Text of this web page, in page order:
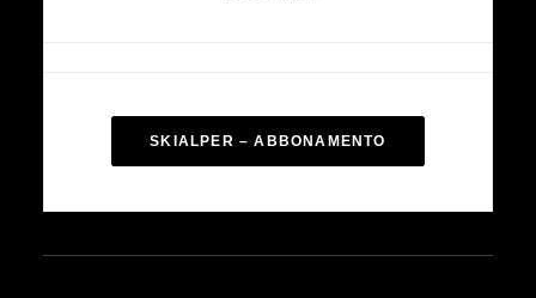
SKIALPER – ABBONAMENTO